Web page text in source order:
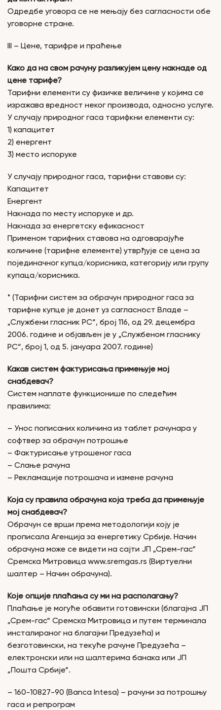
Одредбе уговора се не мењају без сагласности обе
уговорне стране.
III – Цене, тарифре и праћење
Како да на свом рачуну разликујем цену накнаде од
цене тарифе?
Тарифни елементи су физичке величине у којима се
изражава вредност неког производа, односно услуге.
У случају природног гаса тарифкни елементи су:
1) капацитет
2) енергент
3) место испоруке
У случају природног гаса, тарифни ставови су:
Капацитет
Енергент
Накнада по месту испоруке и др.
Накнада за енергетску ефикасност
Применом тарифних ставова на одговарајуће
количине (тарифне елементе) утврђује се цена за
појединачног купца/корисника, категорију или групу
купаца/корисника.
* (Тарифни систем за обрачун природног гаса за
тарифне купце је донет уз сагласност Владе –
„Службени гласник РС“, број 116, од 29. децембра
2006. године и објављен је у „Службеном гласнику
РС“, број 1, од 5. јануара 2007. године)
Какав систем фактурисања примењује мој
снабдевач?
Систем наплате функционише по следећим
правилима:
– Унос пописаних количина из таблет рачунара у
софтвер за обрачун потрошње
– Фактурисање утрошеног гаса
– Слање рачуна
– Рекламације потрошача и измене рачуна
Која су правила обрачуна која треба да примењује
мој снабдевач?
Обрачун се врши према методологији коју је
прописала Агенција за енергетику Србије. Начин
обрачуна може се видети на сајти ЈП „Срем-гас“
Сремска Митровица www.sremgas.rs (Виртуелни
шалтер – Начин обрачуна).
Које опције плаћања су ми на располагању?
Плаћање је могуће обавити готовински (благајна ЈП
„Срем-гас“ Сремска Митровица и путем терминала
инсталираног на благајни Предузећа) и
безготовински, на текуће рачуне Предузећа –
електронски или на шалтерима банака или ЈП
„Пошта Србије“.
– 160-10827-90 (Banca Intesa) – рачуни за потрошњу
гаса и репрограм